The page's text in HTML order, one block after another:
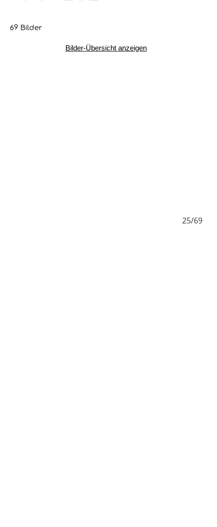
69 Bilder
Bilder-Übersicht anzeigen
25/69